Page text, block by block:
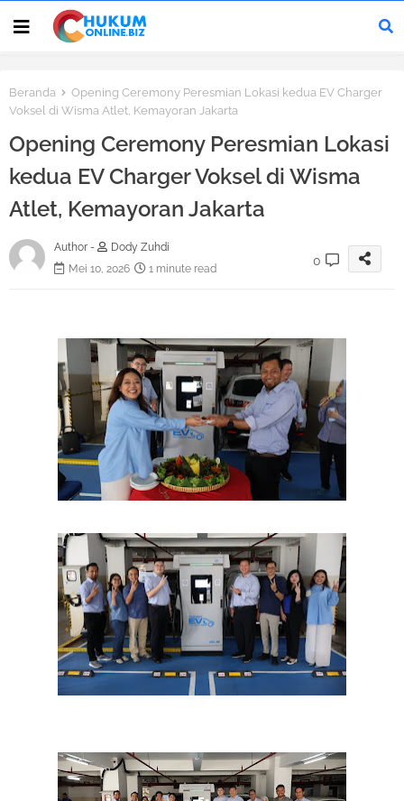
Beranda
Opening Ceremony Peresmian Lokasi kedua EV Charger
Voksel di Wisma Atlet, Kemayoran Jakarta
Opening Ceremony Peresmian Lokasi
kedua EV Charger Voksel di Wisma
Atlet, Kemayoran Jakarta
Author -
Dody Zuhdi
Mei 10, 2026
1 minute read
0